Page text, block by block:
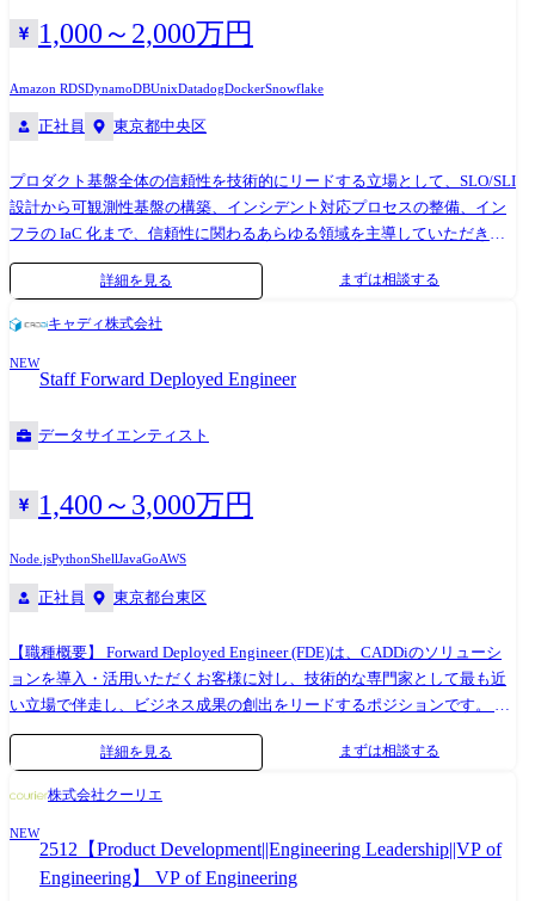
だきます。
1,000～2,000万円
Amazon RDSDynamoDBUnixDatadogDockerSnowflake
正社員 東京都中央区
プロダクト基盤全体の信頼性を技術的にリードする立場として、SLO/SLI
設計から可観測性基盤の構築、インシデント対応プロセスの整備、イン
フラの IaC 化まで、信頼性に関わるあらゆる領域を主導していただきま
す。 AI 協働を前提に、運用の自動化・効率化も推進します。 【業務範
囲】 ・SLO/SLI の設計・運用・エラーバジェットに基づくリリース判断
の仕組み化 ・可観測性基盤(メトリクス、ログ、トレース)の設計・構
なプロビジョニング ・AWS を中心としたクラウドアーキテクチャの設
計・最適化 ・CI/CD パイプラインの信頼性・速度の向上 ・インシデント
対応フロー・オンコール体制・ポストモーテム文化の確立 ・キャパシテ
ィプランニング・コスト最適化・パフォーマンスチューニング ・セキュ
Cursor、各種 MCP を活用したインフラ運用の自動化・効率化 ・開発チー
ムへの信頼性プラクティスの浸透とガイドライン整備 【利用するツー
ーション ・Datadog(APM、Logs、Monitors、Synthetics) ・GitHub /
PagerDuty 等のインシデント管理ツール 【資質(自律性・信頼性志向・構
築力)】 ・専任 SRE 不在の組織で、信頼性の文化・プロセス・技術基盤
を自ら設計し確立できる自律性 ・「落ちないシステム」ではなく「障害
から素早く回復するシステム」を志向する信頼性思考 ・未整備な領域を
構造化し、再現可能な仕組みとして定着させる構築力 【具体スキル】 ・
Linux/UNIX 系 OS のシステム管理・トラブルシューティングの深い知見
築・運用 ・IaC(Terraform、CloudFormation、AWS CDK 等)によるインフ
ラ管理 ・可観測性の3本柱(メトリクス、ログ、分散トレース)の設計・実
装 ・SLO/SLI 設計とエラーバジェットに基づく運用判断 ・コンテナ技術
詳細を見る まずは相談する
キャディ株式会社
NEW
Staff Forward Deployed Engineer
データサイエンティスト
1,400～3,000万円
Node.jsPythonShellJavaGoAWS
正社員 東京都台東区
【職種概要】 Forward Deployed Engineer (FDE)は、CADDiのソリューシ
ョンを導入・活用いただくお客様に対し、技術的な専門家として最も近
い立場で伴走し、ビジネス成果の創出をリードするポジションです。 単
なる導入作業や技術サポートに留まらず、顧客のビジネス課題や技術的
な制約を深く理解し、CADDiのプロダクト群のポテンシャルを最大限に
術的なコンサルティング、アップセル・クロスセルのための技術提案ま
で、顧客のライフサイクル全体に関わります。また、現場で得た顧客の
ニーズや課題を社内のプロダクト開発チームにフィードバックし、プロ
詳細を見る まずは相談する
株式会社クーリエ
NEW
2512【Product Development||Engineering Leadership||VP of
Engineering】 VP of Engineering